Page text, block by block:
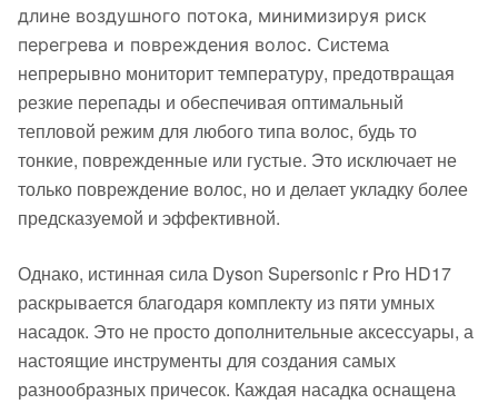
длине воздушного потока, минимизируя риск
перегрева и повреждения волос. Система
непрерывно мониторит температуру, предотвращая
резкие перепады и обеспечивая оптимальный
тепловой режим для любого типа волос, будь то
тонкие, поврежденные или густые. Это исключает не
только повреждение волос, но и делает укладку более
предсказуемой и эффективной.
Однако, истинная сила Dyson Supersonic r Pro HD17
раскрывается благодаря комплекту из пяти умных
насадок. Это не просто дополнительные аксессуары, а
настоящие инструменты для создания самых
разнообразных причесок. Каждая насадка оснащена